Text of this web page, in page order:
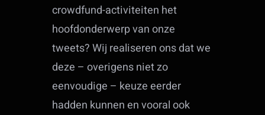
crowdfund-activiteiten het
hoofdonderwerp van onze
tweets? Wij realiseren ons dat we
deze – overigens niet zo
eenvoudige – keuze eerder
hadden kunnen en vooral ook